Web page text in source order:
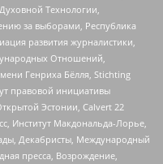
Технологии,
за выборами, Республика
развития журналистики,
Отношений,
Генриха Бёлля, Stichting
правовой инициативы
Эстонии, Calvert 22
Институт Макдональда-Лорье,
Декабристы, Международный
пресса, Возрождение,